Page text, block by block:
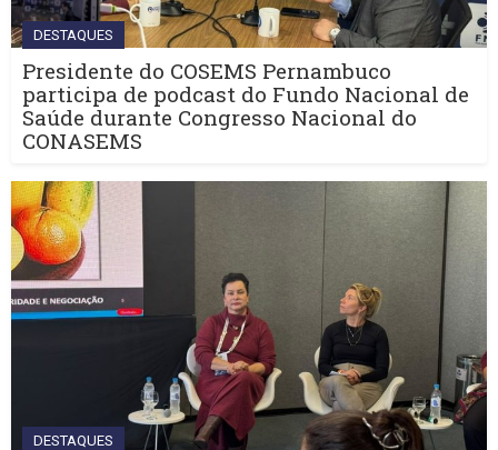
DESTAQUES
Presidente do COSEMS Pernambuco
participa de podcast do Fundo Nacional de
Saúde durante Congresso Nacional do
CONASEMS
DESTAQUES